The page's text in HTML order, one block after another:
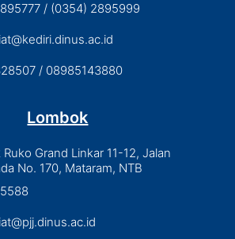
/ (0354) 2895999
/ 08985143880
Lombok
Grand Linkar 11-12, Jalan
No. 170, Mataram, NTB